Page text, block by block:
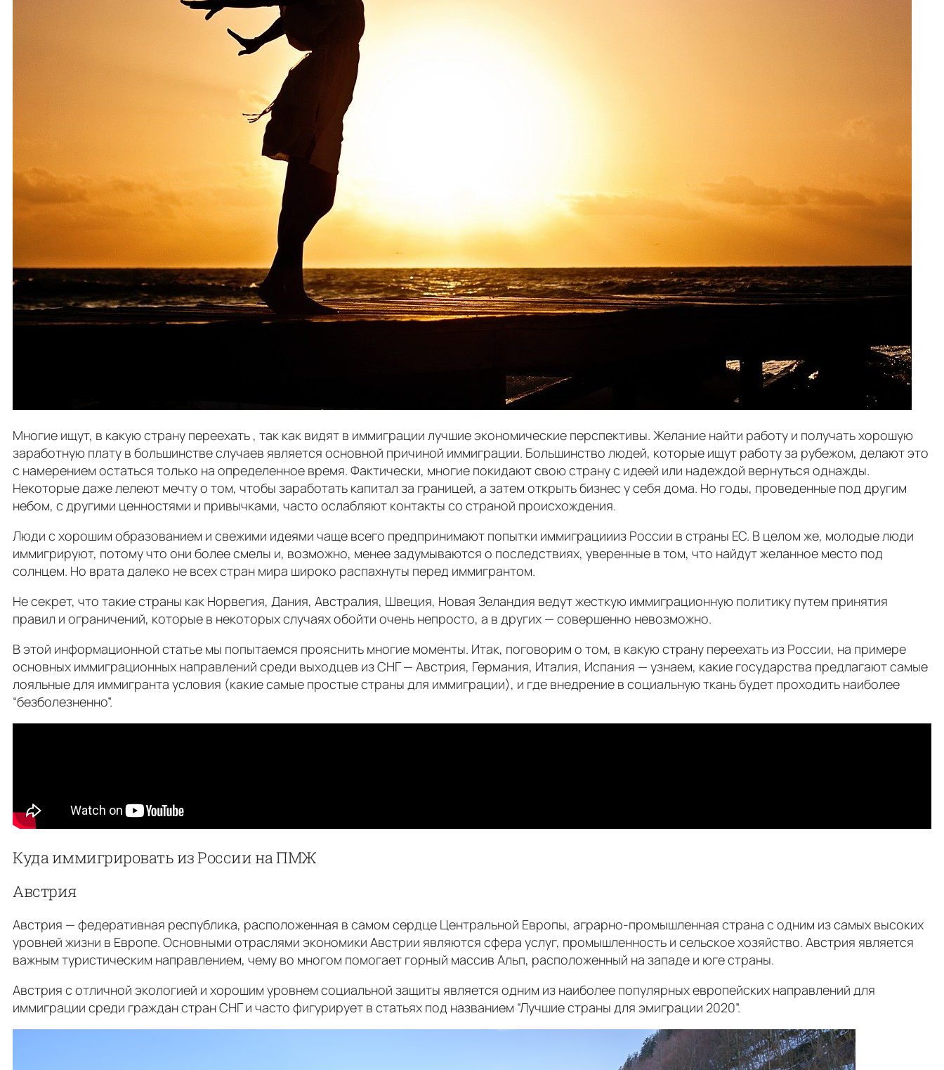
Многие ищут, в какую страну переехать , так как видят в иммиграции лучшие экономические перспективы. Желание найти работу и получать хорошую
заработную плату в большинстве случаев является основной причиной иммиграции. Большинство людей, которые ищут работу за рубежом, делают это
с намерением остаться только на определенное время. Фактически, многие покидают свою страну с идеей или надеждой вернуться однажды.
Некоторые даже лелеют мечту о том, чтобы заработать капитал за границей, а затем открыть бизнес у себя дома. Но годы, проведенные под другим
небом, с другими ценностями и привычками, часто ослабляют контакты со страной происхождения.
Люди с хорошим образованием и свежими идеями чаще всего предпринимают попытки иммиграциииз России в страны ЕС. В целом же, молодые люди
иммигрируют, потому что они более смелы и, возможно, менее задумываются о последствиях, уверенные в том, что найдут желанное место под
солнцем. Но врата далеко не всех стран мира широко распахнуты перед иммигрантом.
Не секрет, что такие страны как Норвегия, Дания, Австралия, Швеция, Новая Зеландия ведут жесткую иммиграционную политику путем принятия
правил и ограничений, которые в некоторых случаях обойти очень непросто, а в других — совершенно невозможно.
В этой информационной статье мы попытаемся прояснить многие моменты. Итак, поговорим о том, в какую страну переехать из России, на примере
основных иммиграционных направлений среди выходцев из СНГ — Австрия, Германия, Италия, Испания — узнаем, какие государства предлагают самые
лояльные для иммигранта условия (какие самые простые страны для иммиграции), и где внедрение в социальную ткань будет проходить наиболее
“безболезненно”.
Куда иммигрировать из России на ПМЖ
Австрия
Австрия — федеративная республика, расположенная в самом сердце Центральной Европы, аграрно-промышленная страна с одним из самых высоких
уровней жизни в Европе. Основными отраслями экономики Австрии являются сфера услуг, промышленность и сельское хозяйство. Австрия является
важным туристическим направлением, чему во многом помогает горный массив Альп, расположенный на западе и юге страны.
Австрия с отличной экологией и хорошим уровнем социальной защиты является одним из наиболее популярных европейских направлений для
иммиграции среди граждан стран СНГ и часто фигурирует в статьях под названием “Лучшие страны для эмиграции 2020”.